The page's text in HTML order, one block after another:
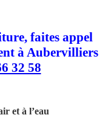
faites appel
à Aubervilliers
32 58
et à l’eau